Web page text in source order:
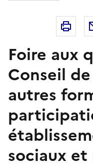
Foire aux
Conseil
autres
sociaux